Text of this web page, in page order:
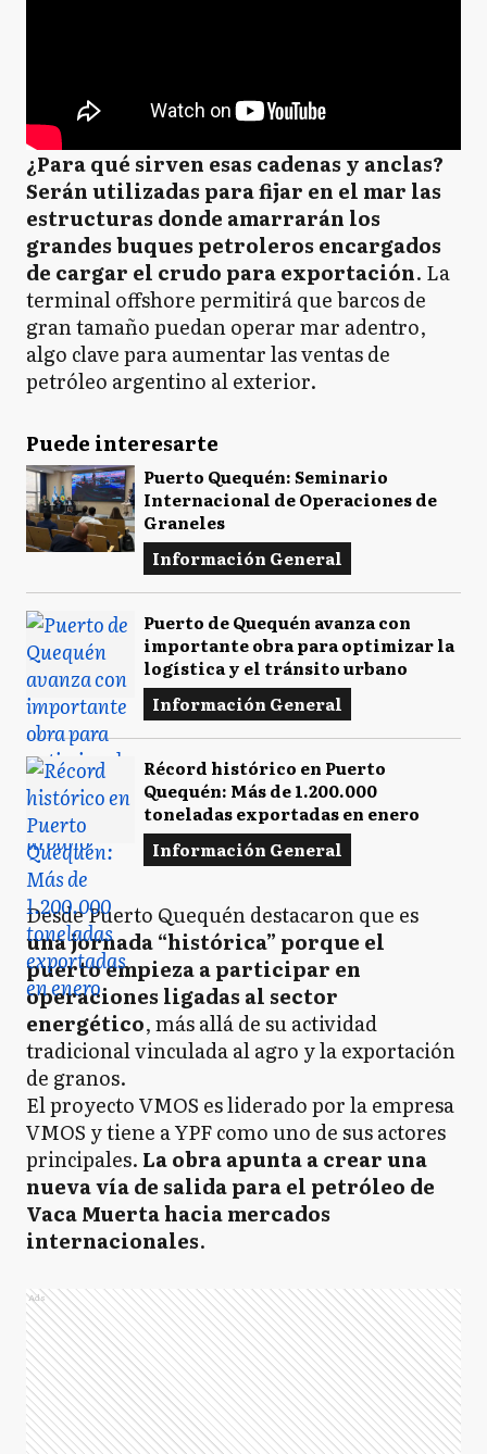
¿Para qué sirven esas cadenas y anclas?
Serán utilizadas para fijar en el mar las
estructuras donde amarrarán los
grandes buques petroleros encargados
de cargar el crudo para exportación. La
terminal offshore permitirá que barcos de
gran tamaño puedan operar mar adentro,
algo clave para aumentar las ventas de
petróleo argentino al exterior.
Puede interesarte
Puerto Quequén: Seminario
Internacional de Operaciones de
Graneles
Información General
Puerto de Quequén avanza con
importante obra para optimizar la
logística y el tránsito urbano
Información General
Récord histórico en Puerto
Quequén: Más de 1.200.000
toneladas exportadas en enero
Información General
Desde Puerto Quequén destacaron que es
una jornada “histórica” porque el
puerto empieza a participar en
operaciones ligadas al sector
energético, más allá de su actividad
tradicional vinculada al agro y la exportación
de granos.
El proyecto VMOS es liderado por la empresa
VMOS y tiene a YPF como uno de sus actores
principales. La obra apunta a crear una
nueva vía de salida para el petróleo de
Vaca Muerta hacia mercados
internacionales.
Ads